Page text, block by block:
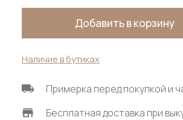
Добавить в корзину
Наличие в бутиках
Примерка перед покупкой и
Бесплатная доставка при